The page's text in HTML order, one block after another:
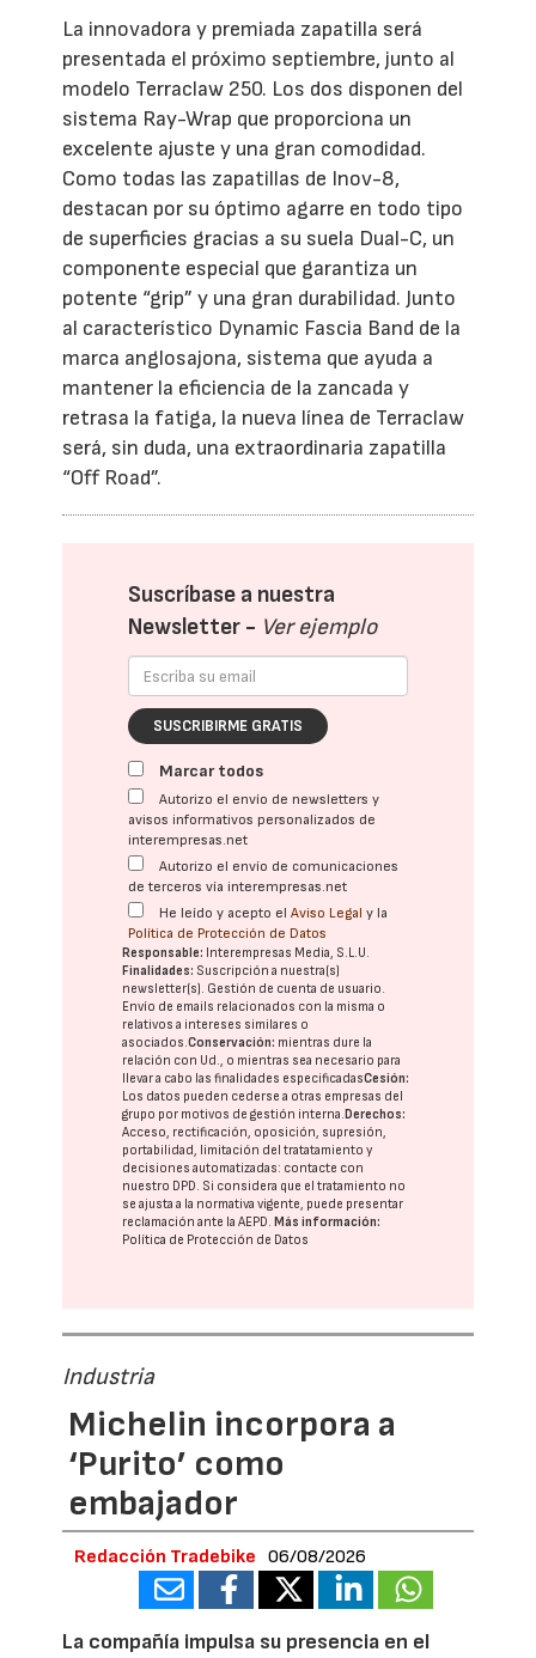
La innovadora y premiada zapatilla será
presentada el próximo septiembre, junto al
modelo Terraclaw 250. Los dos disponen del
sistema Ray-Wrap que proporciona un
excelente ajuste y una gran comodidad.
Como todas las zapatillas de Inov-8,
destacan por su óptimo agarre en todo tipo
de superficies gracias a su suela Dual-C, un
componente especial que garantiza un
potente “grip” y una gran durabilidad. Junto
al característico Dynamic Fascia Band de la
marca anglosajona, sistema que ayuda a
mantener la eficiencia de la zancada y
retrasa la fatiga, la nueva línea de Terraclaw
será, sin duda, una extraordinaria zapatilla
“Off Road”.
Suscríbase a nuestra
Newsletter - Ver ejemplo
SUSCRIBIRME GRATIS
Marcar todos
Autorizo el envío de newsletters y
avisos informativos personalizados de
interempresas.net
Autorizo el envío de comunicaciones
de terceros vía interempresas.net
He leído y acepto elAviso Legal y la
Política de Protección de Datos
Responsable: Interempresas Media, S.L.U.
Finalidades: Suscripción a nuestra(s)
newsletter(s). Gestión de cuenta de usuario.
Envío de emails relacionados con la misma o
relativos a intereses similares o
asociados.Conservación: mientras dure la
relación con Ud., o mientras sea necesario para
llevar a cabo las finalidades especificadasCesión:
Los datos pueden cederse a otras empresas del
grupo por motivos de gestión interna. Derechos:
Acceso, rectificación, oposición, supresión,
portabilidad, limitación del tratatamiento y
decisiones automatizadas: contacte con
nuestro DPD. Si considera que el tratamiento no
se ajusta a la normativa vigente, puede presentar
reclamación ante laAEPD. Más información:
Política de Protección de Datos
Industria
Michelin incorpora a
‘Purito’ como
embajador
Redacción Tradebike 06/08/2026
La compañía impulsa su presencia en el